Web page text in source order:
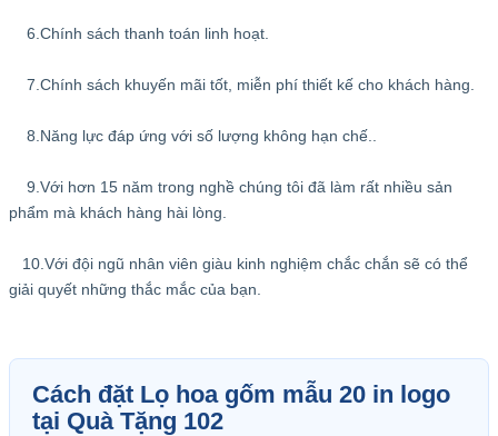
6.Chính sách thanh toán linh hoạt.
7.Chính sách khuyến mãi tốt, miễn phí thiết kế cho khách hàng.
8.Năng lực đáp ứng với số lượng không hạn chế..
9.Với hơn 15 năm trong nghề chúng tôi đã làm rất nhiều sản
phẩm mà khách hàng hài lòng.
10.Với đội ngũ nhân viên giàu kinh nghiệm chắc chắn sẽ có thể
giải quyết những thắc mắc của bạn.
Cách đặt Lọ hoa gốm mẫu 20 in logo
tại Quà Tặng 102